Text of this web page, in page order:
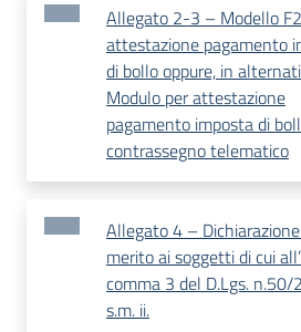
Allegato 2-3 – Modello
attestazione pagamento
di bollo oppure, in
Modulo per attestazione
pagamento imposta di
contrassegno telematico
Allegato 4 –
merito ai soggetti di cui
comma 3 del D.Lgs.
s.m. ii.